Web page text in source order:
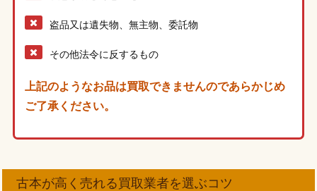
盗品又は遺失物、無主物、委託物
その他法令に反するもの
上記のようなお品は買取できませんのであらかじめ
ご了承ください。
古本が高く売れる買取業者を選ぶコツ